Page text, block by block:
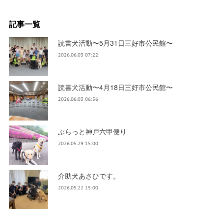
記事一覧
読書犬活動〜5月31日三好市公民館〜
2026.06.03 07:22
読書犬活動〜4月18日三好市公民館〜
2026.06.03 06:56
ぶらっと神戸六甲便り
2026.05.29 15:00
介助犬あさひです。
2026.05.22 15:00